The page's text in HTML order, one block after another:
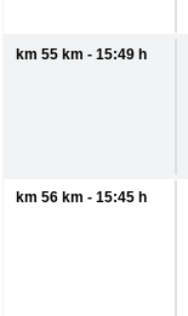
km 55 km - 15:49 h
km 56 km - 15:45 h